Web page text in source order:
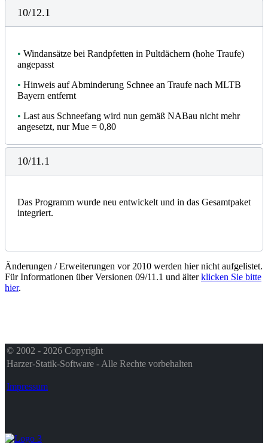
10/12.1
• Windansätze bei Randpfetten in Pultdächern (hohe Traufe)
angepasst
• Hinweis auf Abminderung Schnee an Traufe nach MLTB
Bayern entfernt
• Last aus Schneefang wird nun gemäß NABau nicht mehr
angesetzt, nur Mue = 0,80
10/11.1
Das Programm wurde neu entwickelt und in das Gesamtpaket
integriert.
Änderungen / Erweiterungen vor 2010 werden hier nicht aufgelistet.
Für Informationen über Versionen 09/11.1 und älterklicken Sie bitte
hier.
© 2002 - 2026 Copyright
Harzer-Statik-Software - Alle Rechte vorbehalten
Impressum